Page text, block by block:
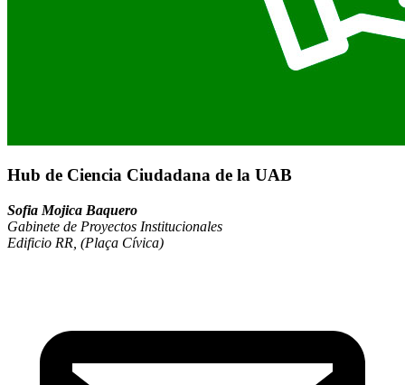
Hub de Ciencia Ciudadana de la UAB
Sofia Mojica Baquero
Gabinete de Proyectos Institucionales
Edificio RR, (Plaça Cívica)